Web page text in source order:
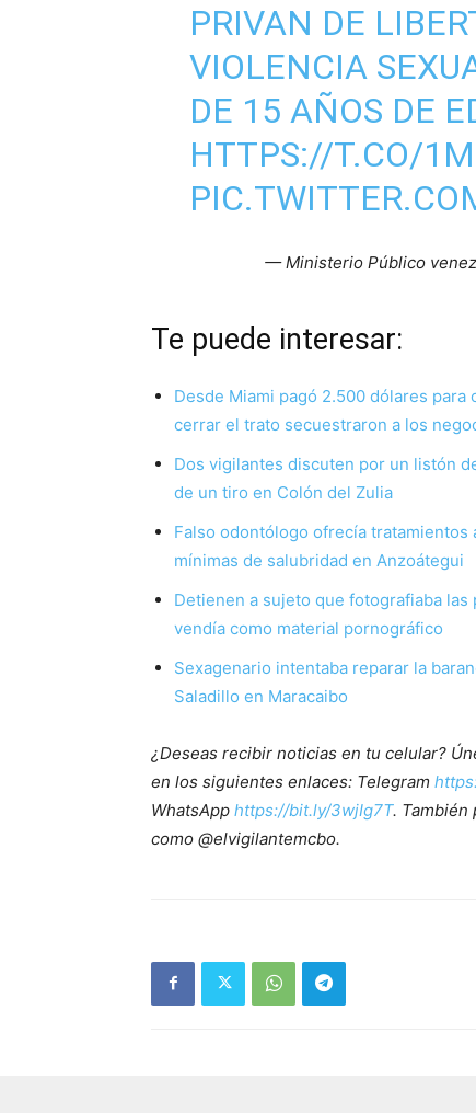
PRIVAN DE
VIOLENCIA
DE 15 AÑOS DE
HTTPS://T.CO/
— Ministerio Público
Te puede interesar:
Desde Miami pagó 2.500 dólares
cerrar el trato secuestraron a los
Dos vigilantes discuten por un listón
de un tiro en Colón del Zulia
Falso odontólogo ofrecía tratamientos
mínimas de salubridad en Anzoátegui
Detienen a sujeto que fotografiaba
vendía como material pornográfico
Sexagenario intentaba reparar la
Saladillo en Maracaibo
¿Deseas recibir noticias en tu celular?
en los siguientes enlaces: Telegram
WhatsApp https://bit.ly/3wjIg7T. También
como @elvigilantemcbo.